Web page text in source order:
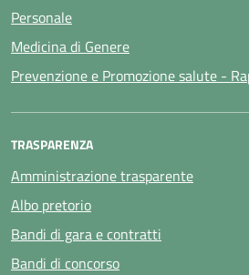
Personale
Medicina di Genere
Prevenzione e Promozione salute -
TRASPARENZA
Amministrazione trasparente
Albo pretorio
Bandi di gara e contratti
Bandi di concorso